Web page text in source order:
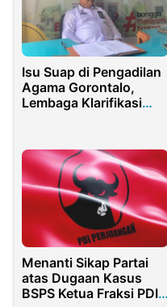
Isu Suap di Pengadilan
Agama Gorontalo,
Lembaga Klarifikasi
Menanti Sikap Partai
atas Dugaan Kasus
BSPS Ketua Fraksi PDIP